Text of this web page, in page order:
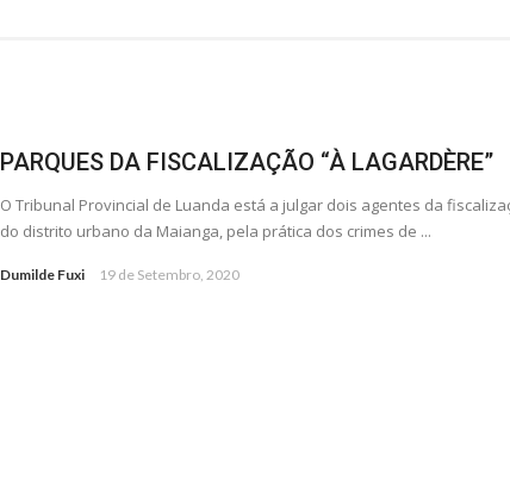
PARQUES DA FISCALIZAÇÃO “À LAGARDÈRE”
O Tribunal Provincial de Luanda está a julgar dois agentes da
do distrito urbano da Maianga, pela prática dos crimes de ...
Dumilde Fuxi 19 de Setembro, 2020